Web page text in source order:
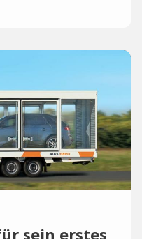
sein erstes